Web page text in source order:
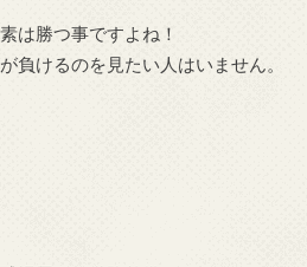
は勝つ事ですよね！
負けるのを見たい人はいません。